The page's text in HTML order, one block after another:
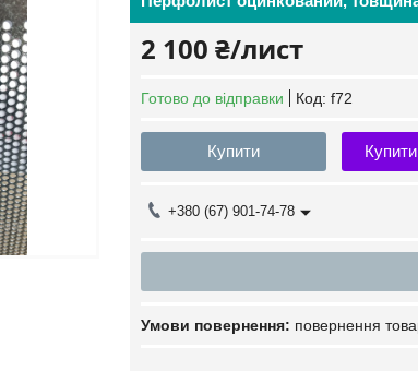
2 100 ₴/лист
Готово до відправки Код: f72
Купити
+380 (67) 901-74-78
повернення